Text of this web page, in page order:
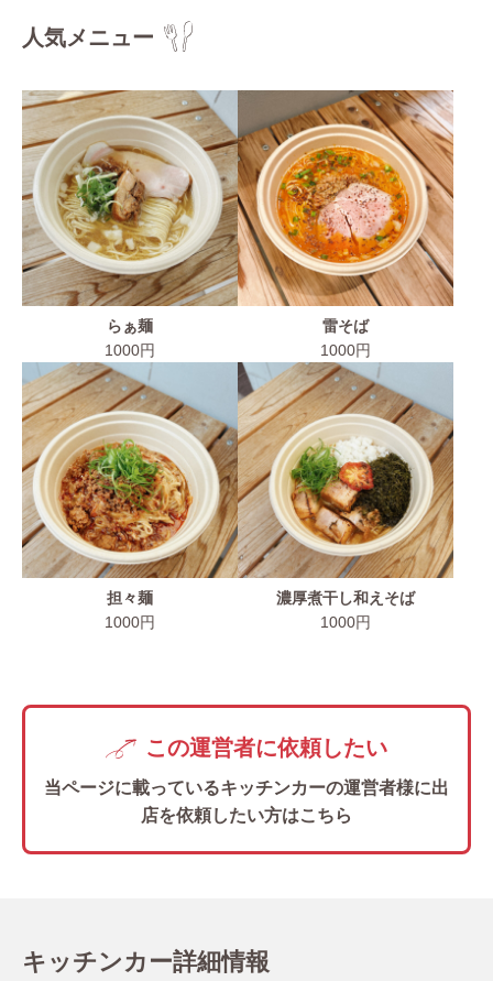
人気メニュー
らぁ麺
1000円
雷そば
1000円
担々麺
1000円
濃厚煮干し和えそば
1000円
この運営者に依頼したい
当ページに載っているキッチンカーの運営者様に出
店を依頼したい方はこちら
キッチンカー詳細情報